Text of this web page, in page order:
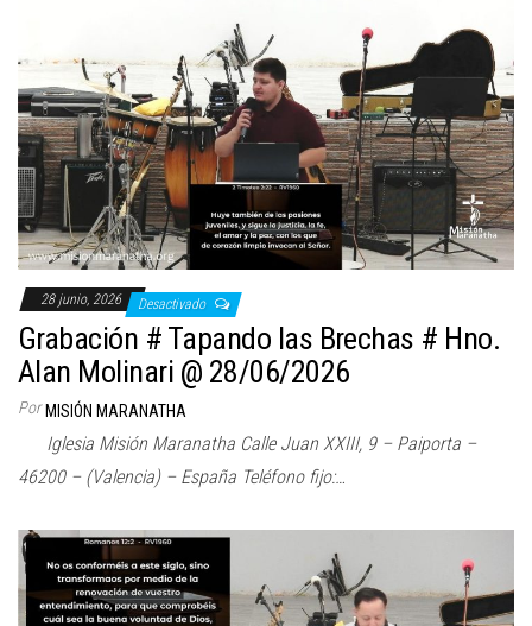
28 junio, 2026 Desactivado
Grabación # Tapando las Brechas # Hno.
Alan Molinari @ 28/06/2026
Por MISIÓN MARANATHA
Iglesia Misión Maranatha Calle Juan XXIII, 9 – Paiporta –
46200 – (Valencia) – España Teléfono fijo:…